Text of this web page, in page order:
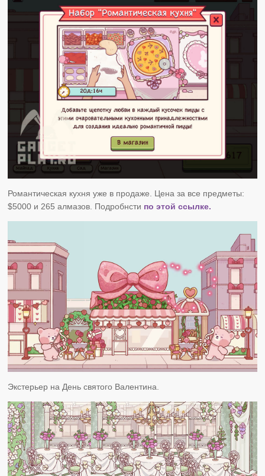
Романтическая кухня уже в продаже. Цена за все предметы:
$5000 и 265 алмазов. Подробнсти по этой ссылке.
Экстерьер на День святого Валентина.